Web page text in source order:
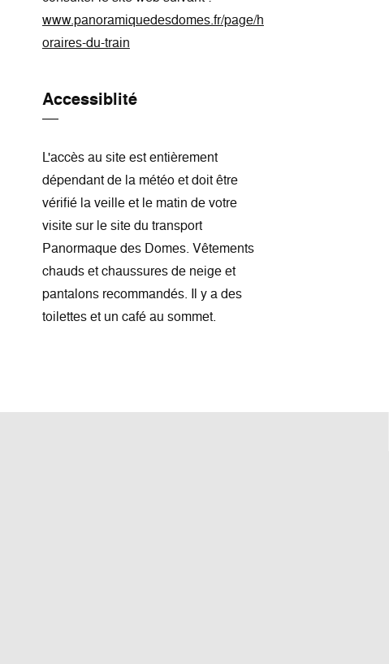
www.panoramiquedesdomes.fr/page/h
oraires-du-train
Accessiblité
L'accès au site est entièrement
dépendant de la météo et doit être
vérifié la veille et le matin de votre
visite sur le site du transport
Panormaque des Domes. Vêtements
chauds et chaussures de neige et
pantalons recommandés. Il y a des
toilettes et un café au sommet.